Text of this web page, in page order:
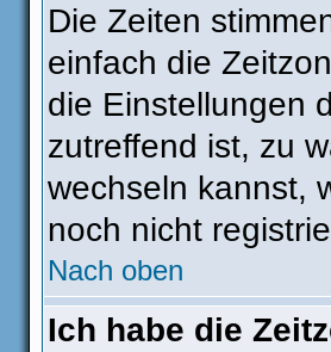
Die Zeiten
einfach die
die Einstellungen
zutreffend ist, zu
wechseln kannst,
noch nicht
Nach oben
Ich habe die